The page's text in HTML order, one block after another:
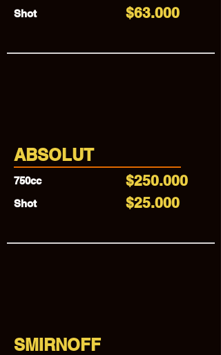
Shot
$63.000
ABSOLUT
750cc
Shot
$250.000
$25.000
SMIRNOFF